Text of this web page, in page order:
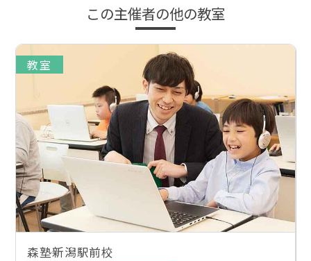
この主催者の他の教室
教室
森塾新潟駅前校